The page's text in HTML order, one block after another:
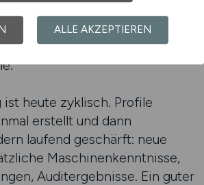
oder Logistiksteuerung
Angebote – ohne
ist heute zyklisch. Profile
erstellt und dann
laufend geschärft: neue
Maschinenkenntnisse,
Auditergebnisse. Ein guter
ALLE AKZEPTIEREN